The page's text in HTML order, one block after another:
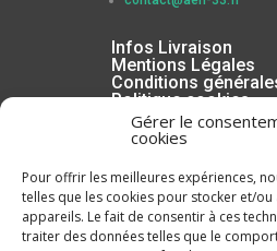
Gérer le
cookies
Pour offrir les meilleures expériences,
telles que les cookies pour stocker et/
appareils. Le fait de consentir à ces
traiter des données telles que le
Infos Livraison
Mentions Légales
Conditions
Politique cookies